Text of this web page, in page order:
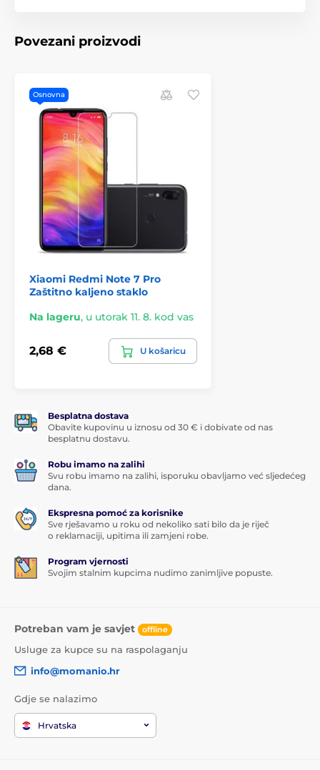
Povezani proizvodi
Osnovna
Xiaomi Redmi Note 7 Pro
Zaštitno kaljeno staklo
Na lageru, u utorak 11. 8. kod vas
2,68 € U košaricu
Besplatna dostava
Obavite kupovinu u iznosu od 30 € i dobivate od nas
besplatnu dostavu.
Robu imamo na zalihi
Svu robu imamo na zalihi, isporuku obavljamo već sljedećeg
dana.
Ekspresna pomoć za korisnike
Sve rješavamo u roku od nekoliko sati bilo da je riječ
o reklamaciji, upitima ili zamjeni robe.
Program vjernosti
Svojim stalnim kupcima nudimo zanimljive popuste.
Potreban vam je savjet offline
Usluge za kupce su na raspolaganju
info@momanio.hr
Gdje se nalazimo
Hrvatska